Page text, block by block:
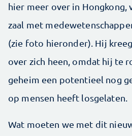
hier meer over in
zaal met
(zie foto hieronder). Hij
over zich heen, omdat hij te
geheim een potentieel nog
op mensen heeft losgelaten.
Wat moeten we met dit